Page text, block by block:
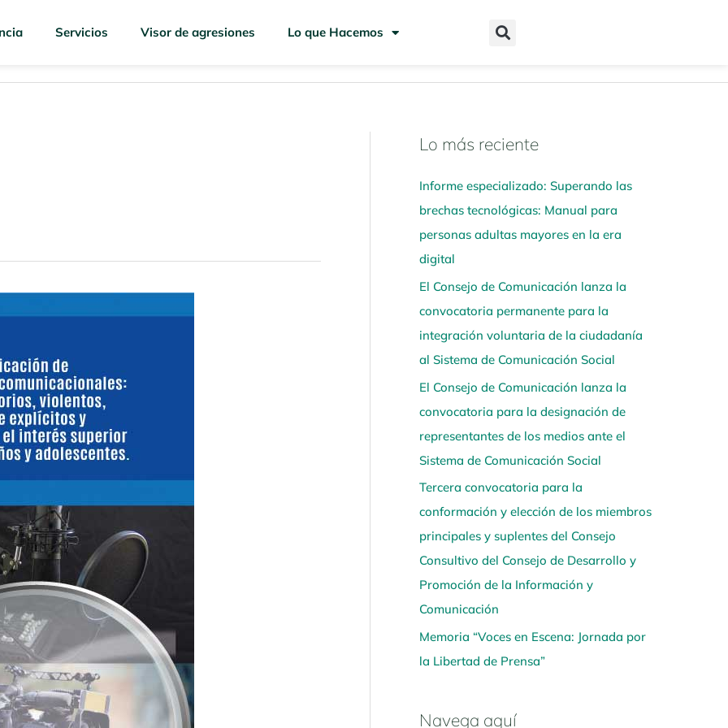
Servicios Visor de agresiones Lo que Hacemos
Lo más reciente
Informe especializado: Superando las
brechas tecnológicas: Manual para
personas adultas mayores en la era
digital
El Consejo de Comunicación lanza la
convocatoria permanente para la
integración voluntaria de la ciudadanía
al Sistema de Comunicación Social
El Consejo de Comunicación lanza la
convocatoria para la designación de
representantes de los medios ante el
Sistema de Comunicación Social
Tercera convocatoria para la
conformación y elección de los miembros
principales y suplentes del Consejo
Consultivo del Consejo de Desarrollo y
Promoción de la Información y
Comunicación
Memoria “Voces en Escena: Jornada por
la Libertad de Prensa”
Navega aquí
N
v
e
g
a
a
q
u
í